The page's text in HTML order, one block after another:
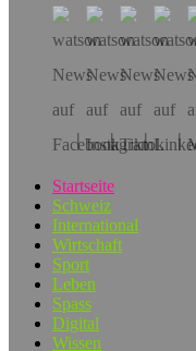
Startseite
Schweiz
International
Wirtschaft
Sport
Leben
Spass
Digital
Wissen